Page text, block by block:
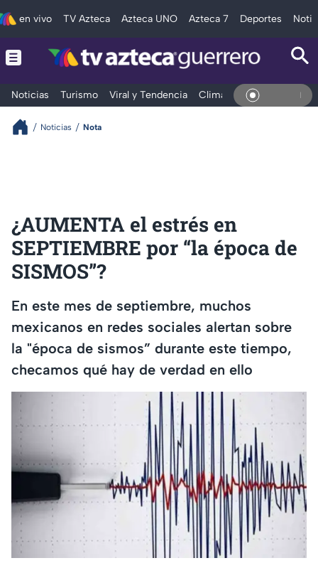
en vivo TV Azteca Azteca UNO Azteca 7 Deportes
Noticias Turismo Viral y Tendencia Clima Deportes En Vivo
Noticias Nota
¿AUMENTA el estrés en
SEPTIEMBRE por “la época de
SISMOS”?
En este mes de septiembre, muchos
mexicanos en redes sociales alertan sobre
la "época de sismos” durante este tiempo,
checamos qué hay de verdad en ello